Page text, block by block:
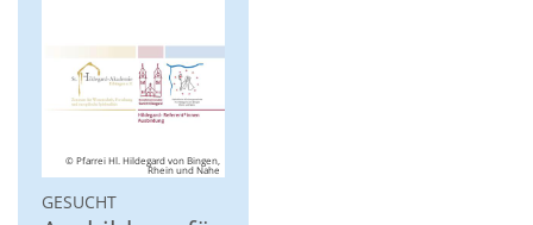
© Pfarrei Hl. Hildegard von Bingen,
Rhein und Nahe
GESUCHT: